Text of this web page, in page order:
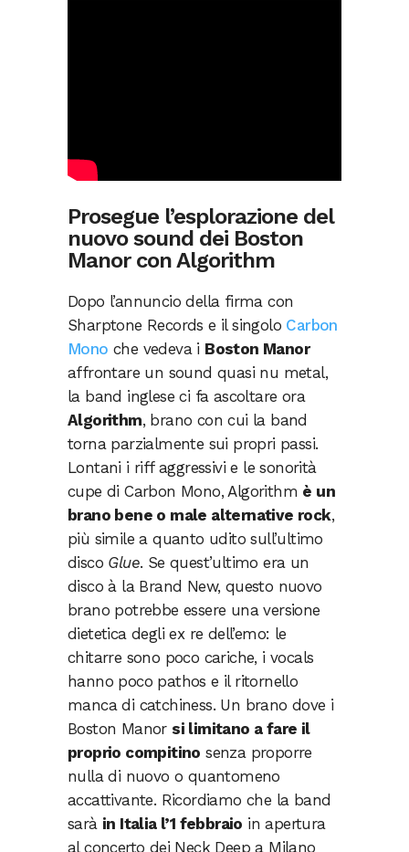
Prosegue l’esplorazione del
nuovo sound dei Boston
Manor con Algorithm
Dopo l’annuncio della firma con
Sharptone Records e il singolo Carbon
Mono che vedeva i Boston Manor
affrontare un sound quasi nu metal,
la band inglese ci fa ascoltare ora
Algorithm, brano con cui la band
torna parzialmente sui propri passi.
Lontani i riff aggressivi e le sonorità
cupe di Carbon Mono, Algorithm è un
brano bene o male alternative rock,
più simile a quanto udito sull’ultimo
disco Glue. Se quest’ultimo era un
disco à la Brand New, questo nuovo
brano potrebbe essere una versione
dietetica degli ex re dell’emo: le
chitarre sono poco cariche, i vocals
hanno poco pathos e il ritornello
manca di catchiness. Un brano dove i
Boston Manor si limitano a fare il
proprio compitino senza proporre
nulla di nuovo o quantomeno
accattivante. Ricordiamo che la band
sarà in Italia l’1 febbraio in apertura
al concerto dei Neck Deep a Milano